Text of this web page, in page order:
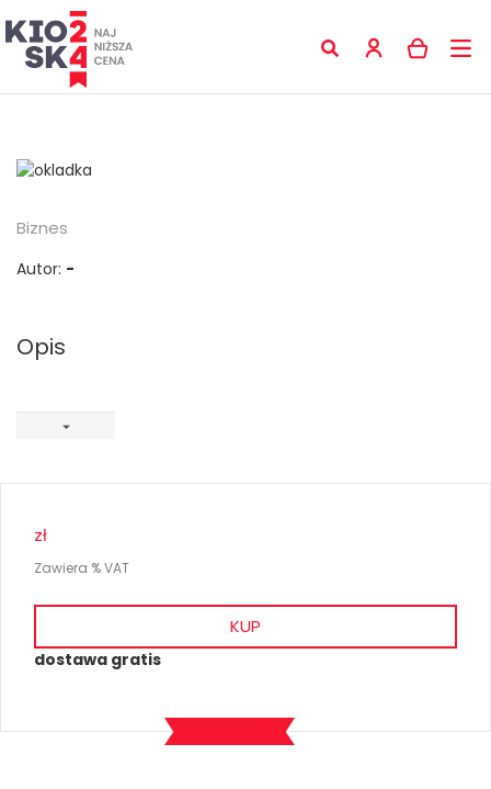
Biznes
Autor: -
Opis
zł
Zawiera % VAT
KUP
dostawa gratis